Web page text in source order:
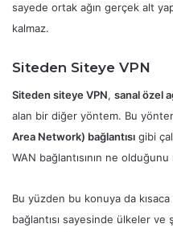
sayede ortak ağın gerçek alt
kalmaz.
Siteden Siteye VPN
Siteden siteye VPN, sanal özel
alan bir diğer yöntem. Bu
Area Network) bağlantısı gibi
WAN bağlantısının ne
Bu yüzden bu konuya da
bağlantısı sayesinde ülkeler